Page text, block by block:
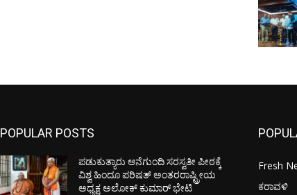
POPULAR POSTS
ಪಡುಕುತ್ಯಾರು ಆನೆಗುಂದಿ ಸರಸ್ವತೀ ಪೀಠಕ್ಕೆ
ವಿಶ್ವ ಹಿಂದೂ ಪರಿಷತ್ ಅಂತರರಾಷ್ಟ್ರೀಯ
ಅಧ್ಯಕ್ಷ ಅಲೋಕ್ ಕುಮಾರ್ ಭೇಟಿ
Fresh
ಕರಾವಳಿ